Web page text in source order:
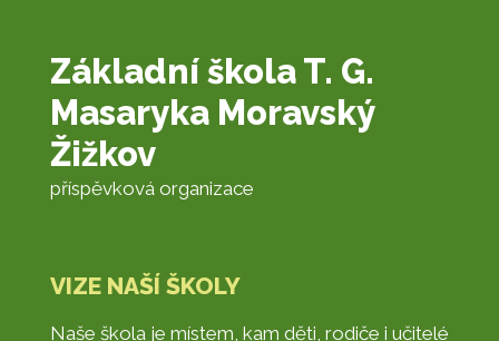
Základní škola T. G.
Masaryka Moravský
Žižkov
příspěvková organizace
VIZE NAŠÍ ŠKOLY
Naše škola je místem, kam děti, rodiče i učitelé